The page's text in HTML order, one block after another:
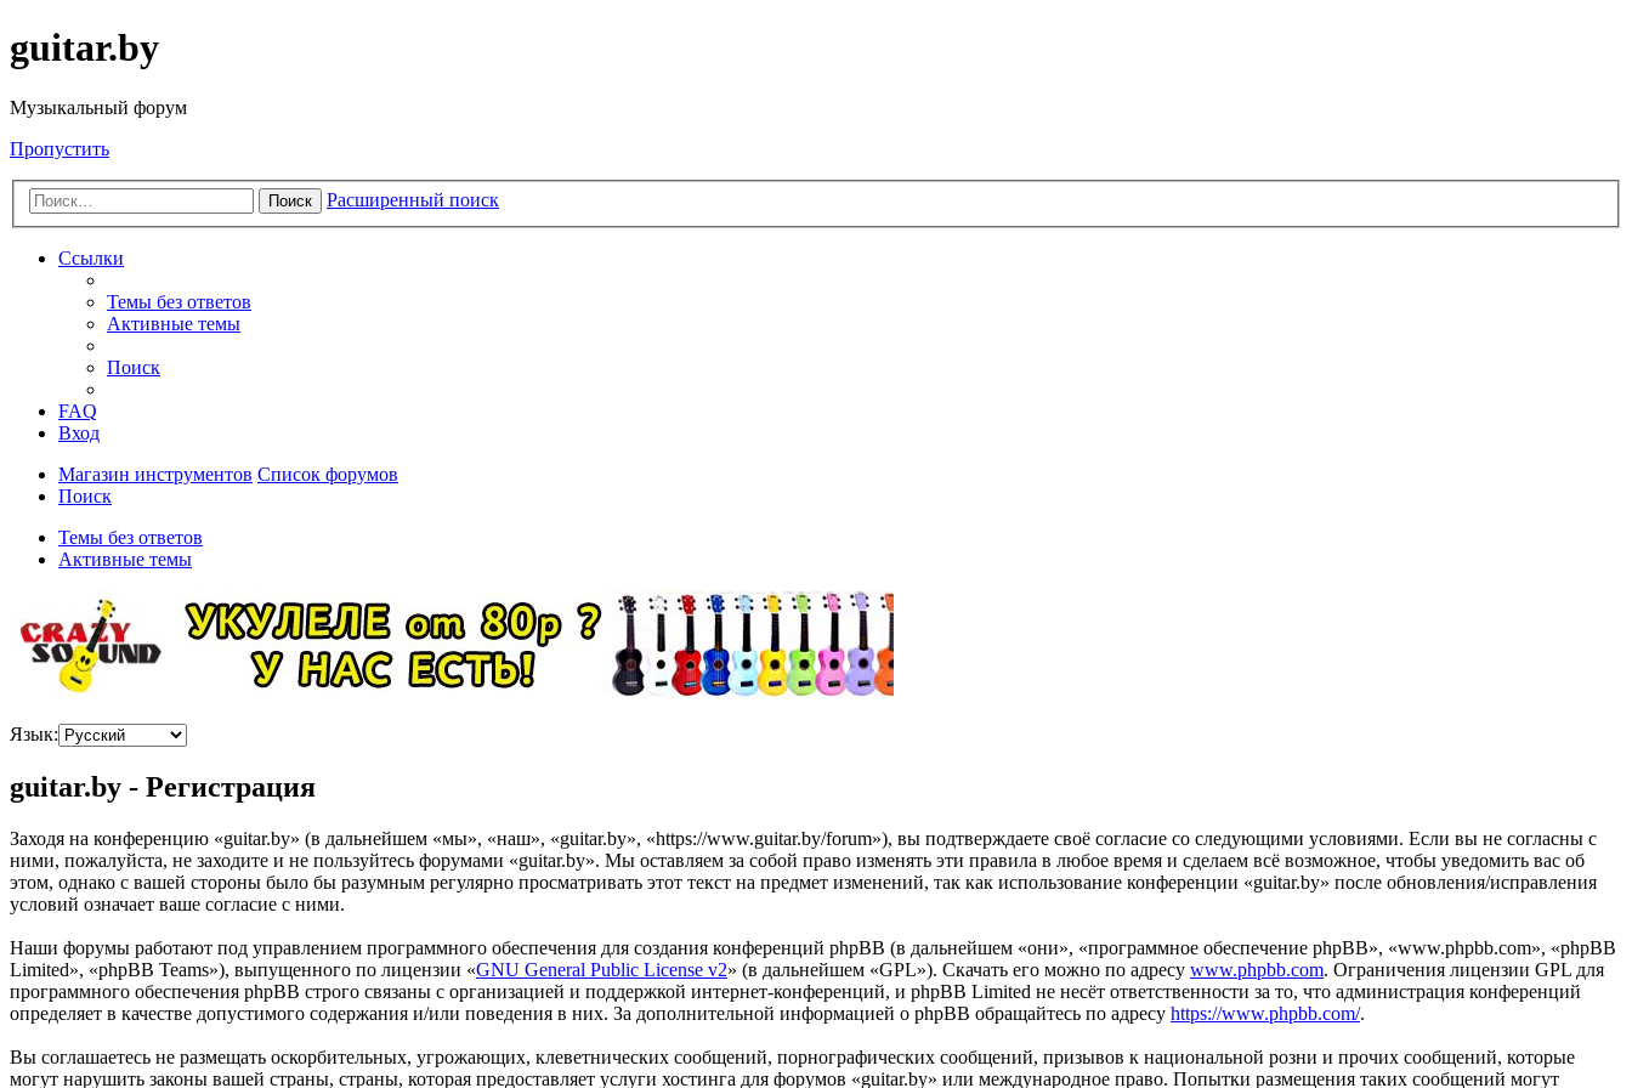
guitar.by
Музыкальный форум
Пропустить
Поиск Расширенный поиск
Ссылки
Темы без ответов
Активные темы
Поиск
FAQ
Вход
Магазин инструментов Список форумов
Поиск
Темы без ответов
Активные темы
Язык:
guitar.by - Регистрация
Заходя на конференцию «guitar.by» (в дальнейшем «мы», «наш», «guitar.by», «https://www.guitar.by/forum»), вы подтверждаете своё согласие со следующими условиями. Если вы не согласны с
ними, пожалуйста, не заходите и не пользуйтесь форумами «guitar.by». Мы оставляем за собой право изменять эти правила в любое время и сделаем всё возможное, чтобы уведомить вас об
этом, однако с вашей стороны было бы разумным регулярно просматривать этот текст на предмет изменений, так как использование конференции «guitar.by» после обновления/исправления
условий означает ваше согласие с ними.
Наши форумы работают под управлением программного обеспечения для создания конференций phpBB (в дальнейшем «они», «программное обеспечение phpBB», «www.phpbb.com», «phpBB
Limited», «phpBB Teams»), выпущенного по лицензии «GNU General Public License v2» (в дальнейшем «GPL»). Скачать его можно по адресу www.phpbb.com. Ограничения лицензии GPL для
программного обеспечения phpBB строго связаны с организацией и поддержкой интернет-конференций, и phpBB Limited не несёт ответственности за то, что администрация конференций
определяет в качестве допустимого содержания и/или поведения в них. За дополнительной информацией о phpBB обращайтесь по адресу https://www.phpbb.com/.
Вы соглашаетесь не размещать оскорбительных, угрожающих, клеветнических сообщений, порнографических сообщений, призывов к национальной розни и прочих сообщений, которые
могут нарушить законы вашей страны, страны, которая предоставляет услуги хостинга для форумов «guitar.by» или международное право. Попытки размещения таких сообщений могут